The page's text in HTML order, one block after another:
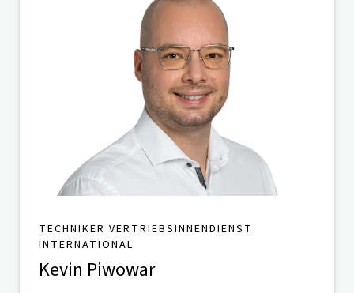
TECHNIKER VERTRIEBSINNENDIENST
INTERNATIONAL
Kevin Piwowar